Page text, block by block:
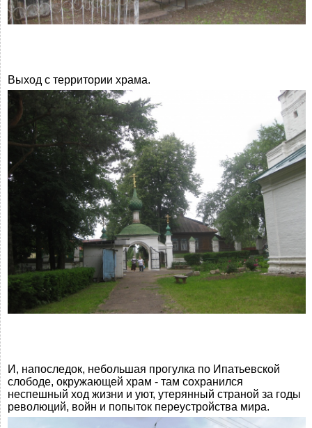
Выход с территории храма.
И, напоследок, небольшая прогулка по Ипатьевской
слободе, окружающей храм - там сохранился
неспешный ход жизни и уют, утерянный страной за годы
революций, войн и попыток переустройства мира.